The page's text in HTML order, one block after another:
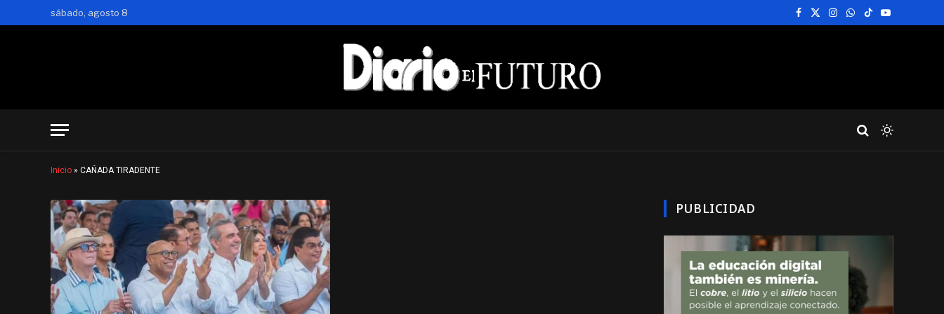
sábado, agosto 8
Facebook
X
Instagram
WhatsApp
TikTokYouTube
Inicio » CAÑADA TIRADENTE
PUBLICIDAD